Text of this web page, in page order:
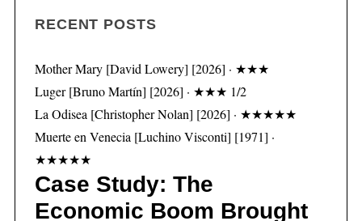
RECENT POSTS
Mother Mary [David Lowery] [2026] · ★★★
Luger [Bruno Martín] [2026] · ★★★ 1/2
La Odisea [Christopher Nolan] [2026] · ★★★★★
Muerte en Venecia [Luchino Visconti] [1971] ·
★★★★★
Case Study: The
Economic Boom Brought
c
o
r
: